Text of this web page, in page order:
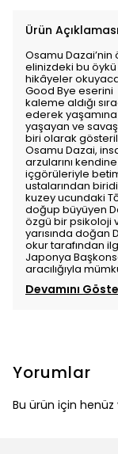
Ürün Açıklaması
Osamu Dazai’nin
elinizdeki bu
hikâyeler
Good Bye eserini
kaleme aldığı
ederek yaşamına
yaşayan ve
biri olarak
Osamu Dazai,
arzularını
içgörüleriyle
ustalarından
kuzey ucundaki
doğup büyüyen
özgü bir psikoloji
yarısında doğan
okur tarafından
Japonya
aracılığıyla
Devamını
Yorumlar
Bu ürün için henüz